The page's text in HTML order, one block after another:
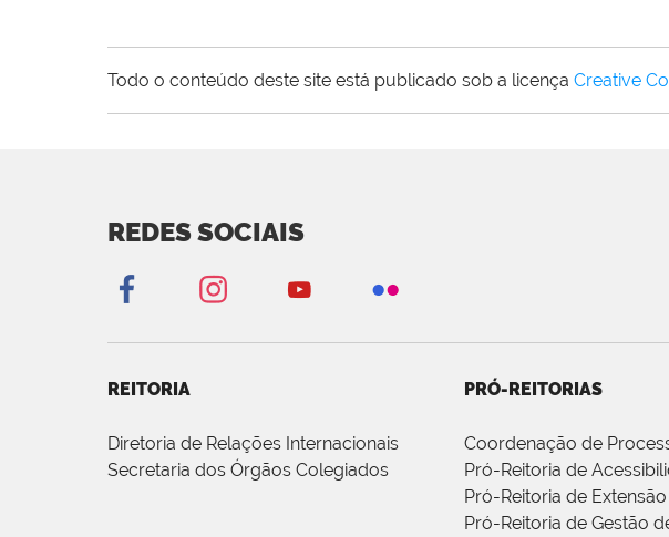
Todo o conteúdo deste site está publicado sob a licença Creative
REDES SOCIAIS
REITORIA
Diretoria de Relações Internacionais
Secretaria dos Órgãos Colegiados
PRÓ-REITORIAS
Coordenação de
Pró-Reitoria de
Pró-Reitoria de
Pró-Reitoria de Gestão